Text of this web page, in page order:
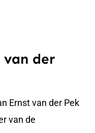
van der
Ernst van der Pek
van de